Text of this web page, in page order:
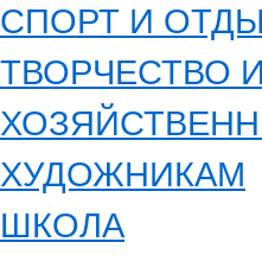
СПОРТ И
ТВОРЧЕСТВО
ХУДОЖНИКАМ
ШКОЛА